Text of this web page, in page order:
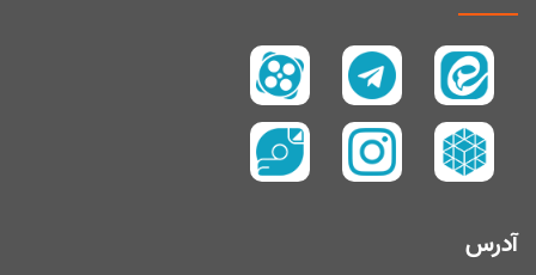
پیامبر امّی (صلی الله علیه و آله و سلم)
تفسیر سورۀ کوثر
سال 1397
سال 1395
آدرس